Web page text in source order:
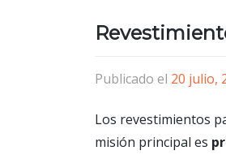
Publicado el 20 julio,
Los revestimientos
misión principal es